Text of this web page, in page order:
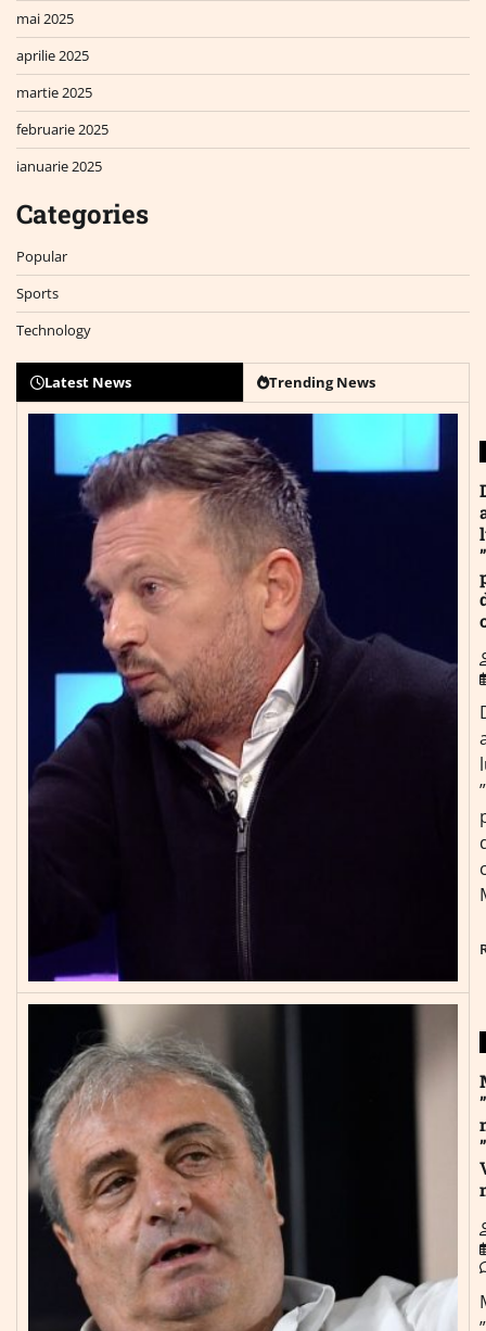
mai 2025
aprilie 2025
martie 2025
februarie 2025
ianuarie 2025
Categories
Popular
Sports
Technology
Latest News Trending News